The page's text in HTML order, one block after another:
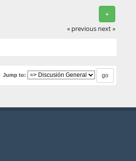
+
« previous next »
Jump to: